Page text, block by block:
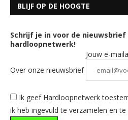
BLIJF OP DE HOOGTE
Schrijf je in voor de
hardloopnetwerk!
Over onze nieuwsbrief
Jouw e-
Ik geef Hardloopnetwerk
ik heb ingevuld te verzamelen en te